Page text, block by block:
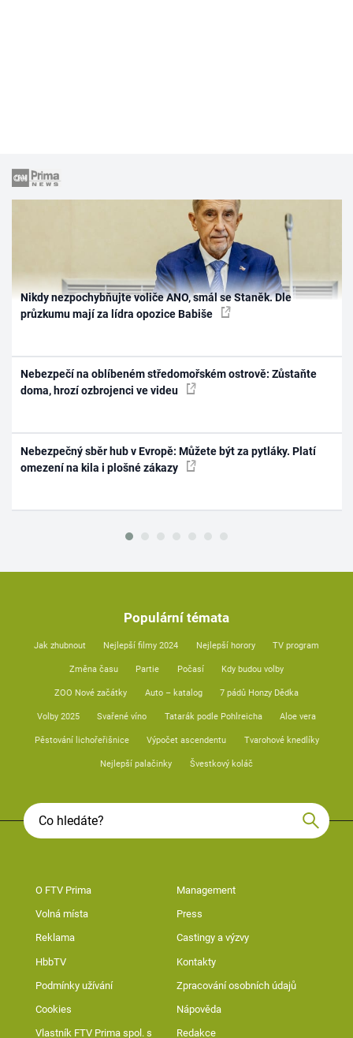
Nikdy nezpochybňujte voliče ANO, smál se Staněk. Dle
průzkumu mají za lídra opozice Babiše
Nebezpečí na oblíbeném středomořském ostrově: Zůstaňte
doma, hrozí ozbrojenci ve videu
Nebezpečný sběr hub v Evropě: Můžete být za pytláky. Platí
omezení na kila i plošné zákazy
Populární témata
Jak zhubnout Nejlepší filmy 2024 Nejlepší horory TV program
Změna času Partie Počasí Kdy budou volby
ZOO Nové začátky Auto – katalog 7 pádů Honzy Dědka
Volby 2025 Svařené víno Tatarák podle Pohlreicha Aloe vera
Pěstování lichořeřišnice Výpočet ascendentu Tvarohové knedlíky
Nejlepší palačinky Švestkový koláč
O FTV Prima Management
Volná místa Press
Reklama Castingy a výzvy
HbbTV Kontakty
Podmínky užívání Zpracování osobních údajů
Cookies Nápověda
Vlastník FTV Prima spol. s Redakce